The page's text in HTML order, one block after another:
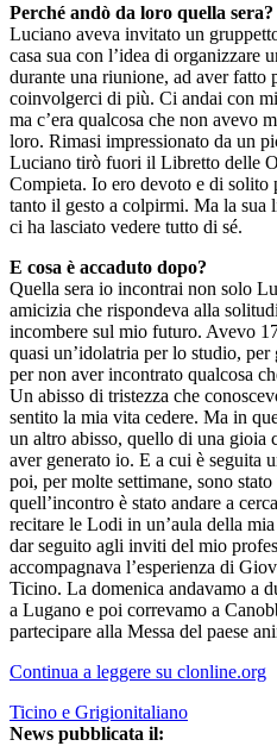
Perché andò da loro quella sera?
Luciano aveva invitato un
casa sua con l’idea di organizzare
durante una riunione, ad aver fatto
coinvolgerci di più. Ci andai con
ma c’era qualcosa che non avevo
loro. Rimasi impressionato da un
Luciano tirò fuori il Libretto delle
Compieta. Io ero devoto e di
tanto il gesto a colpirmi. Ma la sua
ci ha lasciato vedere tutto di sé.
E cosa è accaduto dopo?
Quella sera io incontrai non solo
amicizia che rispondeva alla
incombere sul mio futuro. Avevo
quasi un’idolatria per lo studio,
per non aver incontrato qualcosa
Un abisso di tristezza che
sentito la mia vita cedere. Ma in
un altro abisso, quello di una gioia
aver generato io. E a cui è seguita
poi, per molte settimane, sono
quell’incontro è stato andare a
recitare le Lodi in un’aula della
dar seguito agli inviti del mio
accompagnava l’esperienza di
Ticino. La domenica andavamo a
a Lugano e poi correvamo a
partecipare alla Messa del paese
Continua a leggere su clonline.org
Ticino e Grigionitaliano
News pubblicata il: